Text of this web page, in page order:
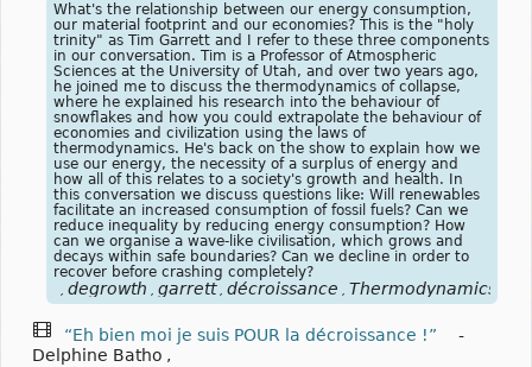
What's the relationship between our energy consumption,
our material footprint and our economies? This is the "holy
trinity" as Tim Garrett and I refer to these three components
in our conversation. Tim is a Professor of Atmospheric
Sciences at the University of Utah, and over two years ago,
he joined me to discuss the thermodynamics of collapse,
where he explained his research into the behaviour of
snowflakes and how you could extrapolate the behaviour of
economies and civilization using the laws of
thermodynamics. He's back on the show to explain how we
use our energy, the necessity of a surplus of energy and
how all of this relates to a society's growth and health. In
this conversation we discuss questions like: Will renewables
facilitate an increased consumption of fossil fuels? Can we
reduce inequality by reducing energy consumption? How
can we organise a wave-like civilisation, which grows and
decays within safe boundaries? Can we decline in order to
recover before crashing completely?
, degrowth , garrett , décroissance , Thermodynamics
“Eh bien moi je suis POUR la décroissance !”
-
Delphine Batho ,